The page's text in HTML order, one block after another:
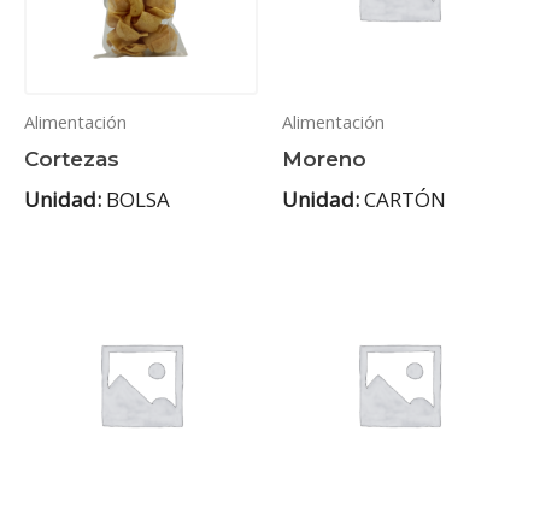
Alimentación
Cortezas
Unidad: BOLSA
Alimentación
Moreno
Unidad:CARTÓN